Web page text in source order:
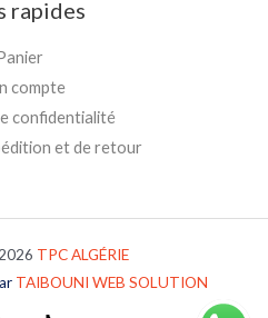
rapides
compte
confidentialité
et de retour
TPCALGÉRIE
TAIBOUNI WEB SOLUTION
TAIBOUNI WEB SOLUTION